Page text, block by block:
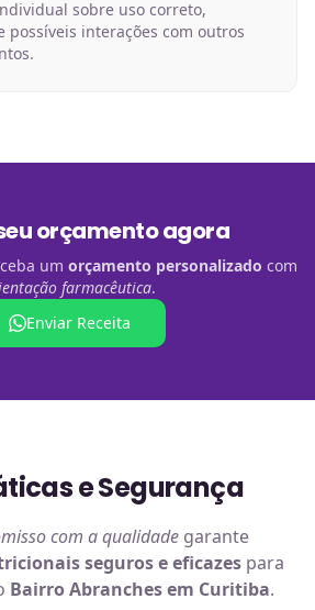
sobre uso correto,
possíveis interações com outros
orçamento agora
um orçamento personalizado com
farmacêutica.
Enviar Receita
e Segurança
com a qualidadegarante
seguros e eficazes para
Bairro Abranches em Curitiba.